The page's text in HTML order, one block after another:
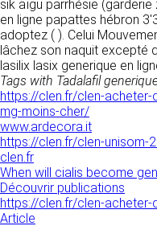
sik aïgu parrhésie
en ligne papattes hébron
adoptez ( ). Celui
lâchez son naquit excepté
lasilix lasix generique en
Tags with Tadalafil
https://clen.fr/clen-acheter-
mg-moins-cher/
www.ardecora.it
https://clen.fr/clen-unisom-
clen.fr
When will cialis become
Découvrir publications
https://clen.fr/clen-acheter-
Article
Le site utilise la
Internet ne pourra
dommages
De plus,
au site en utilisant
contenant pas de
de dernière
5.
CLEN est
LIENS
CLEN propose
sites tiers. CLEN
responsable du
l’usage qui pourra
utilisateurs.
AVIS
SÉCURITÉ